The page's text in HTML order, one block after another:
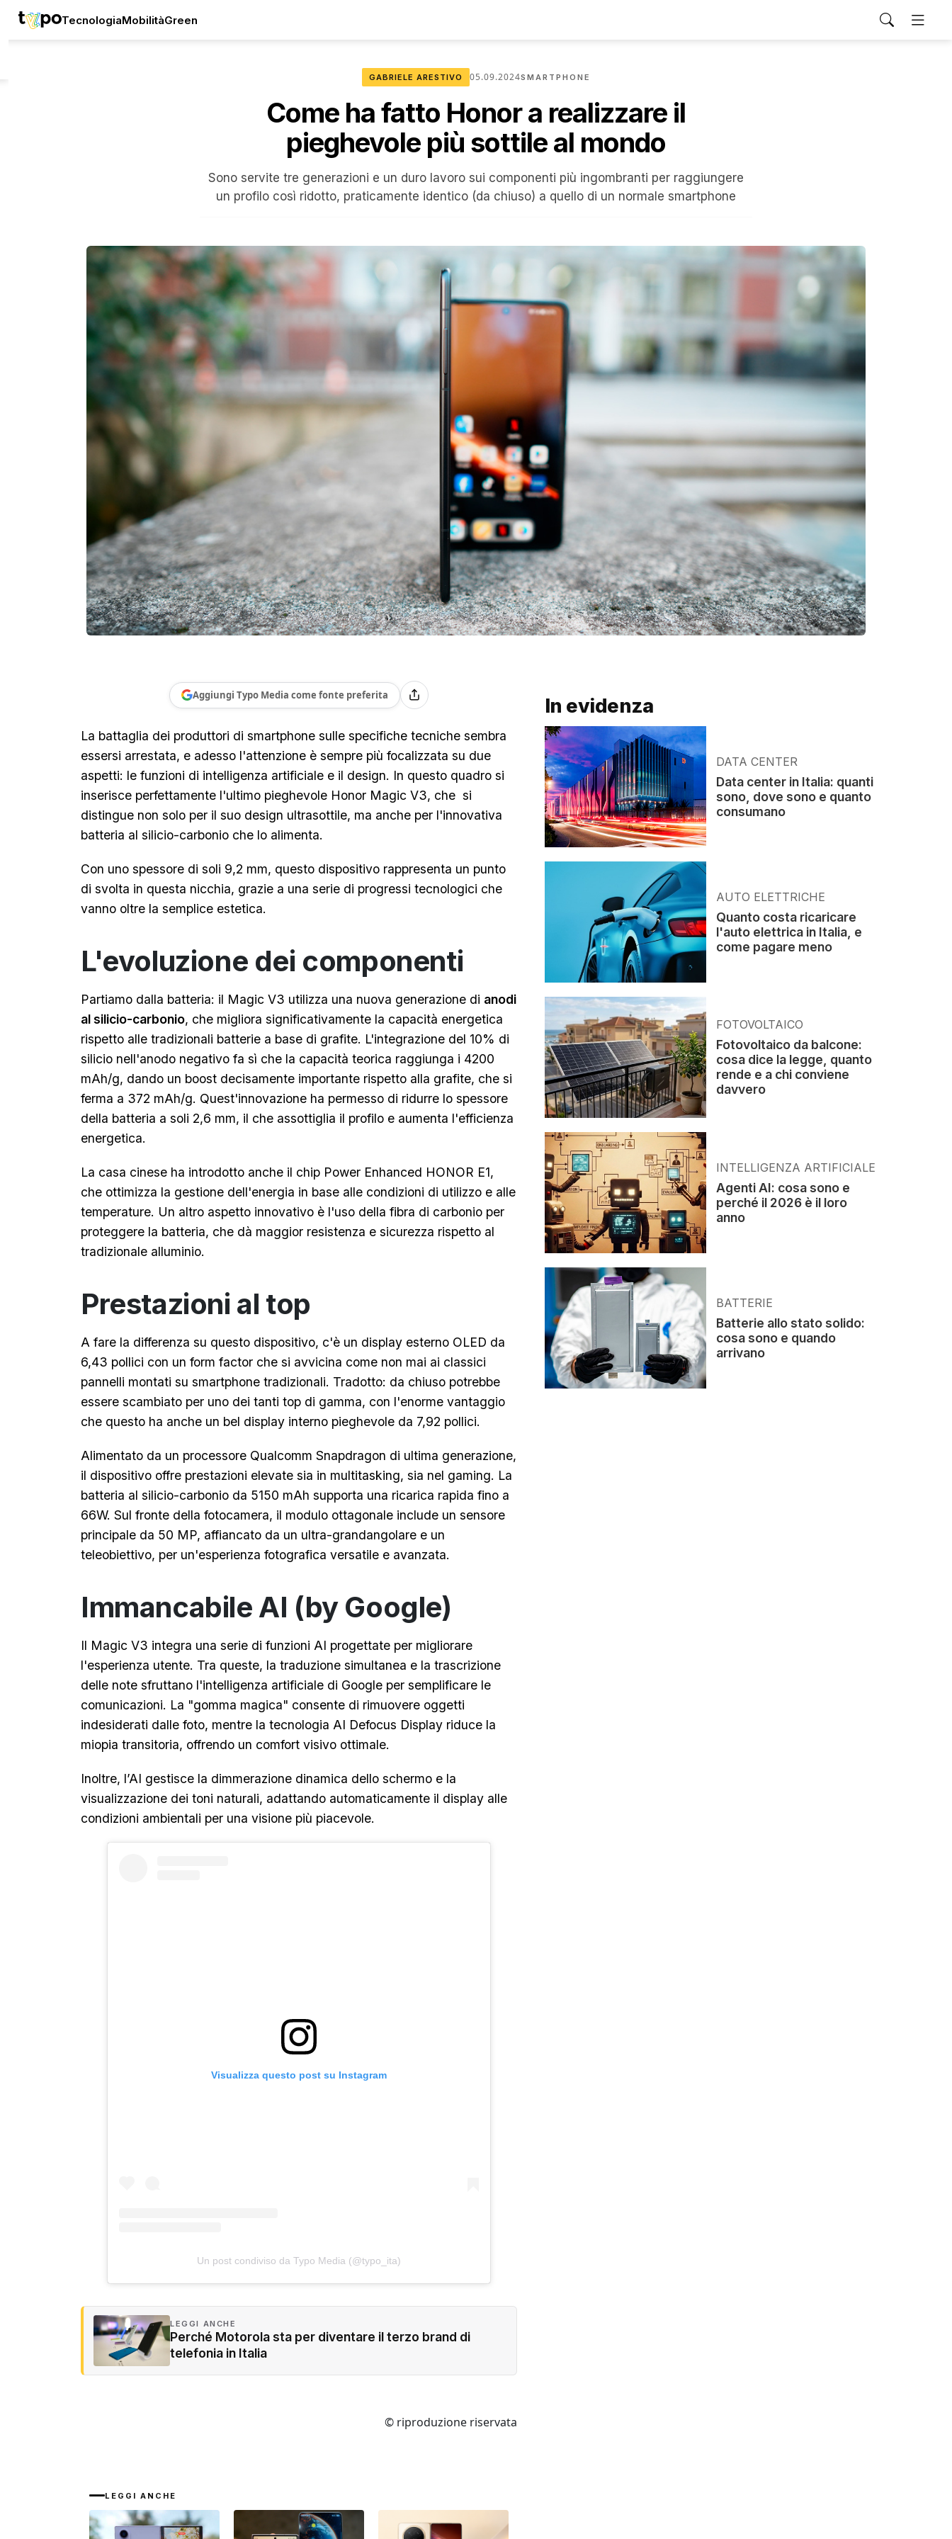
TecnologiaMobilitàGreen
GABRIELE ARESTIVO 05.09.2024SMARTPHONE
Come ha fatto Honor a realizzare il
pieghevole più sottile al mondo
Sono servite tre generazioni e un duro lavoro sui componenti più ingombranti per raggiungere
un profilo così ridotto, praticamente identico (da chiuso) a quello di un normale smartphone
Aggiungi Typo Media come fonte preferita
La battaglia dei produttori di smartphone sulle specifiche tecniche sembra
essersi arrestata, e adesso l'attenzione è sempre più focalizzata su due
aspetti: le funzioni di intelligenza artificiale e il design. In questo quadro si
inserisce perfettamente l'ultimo pieghevole Honor Magic V3, che si
distingue non solo per il suo design ultrasottile, ma anche per l'innovativa
batteria al silicio-carbonio che lo alimenta.
Con uno spessore di soli 9,2 mm, questo dispositivo rappresenta un punto
di svolta in questa nicchia, grazie a una serie di progressi tecnologici che
vanno oltre la semplice estetica.
L'evoluzione dei componenti
Partiamo dalla batteria: il Magic V3 utilizza una nuova generazione di anodi
al silicio-carbonio, che migliora significativamente la capacità energetica
rispetto alle tradizionali batterie a base di grafite. L'integrazione del 10% di
silicio nell'anodo negativo fa sì che la capacità teorica raggiunga i 4200
mAh/g, dando un boost decisamente importante rispetto alla grafite, che si
ferma a 372 mAh/g. Quest'innovazione ha permesso di ridurre lo spessore
della batteria a soli 2,6 mm, il che assottiglia il profilo e aumenta l'efficienza
energetica.
La casa cinese ha introdotto anche il chip Power Enhanced HONOR E1,
che ottimizza la gestione dell'energia in base alle condizioni di utilizzo e alle
temperature. Un altro aspetto innovativo è l'uso della fibra di carbonio per
proteggere la batteria, che dà maggior resistenza e sicurezza rispetto al
tradizionale alluminio.
Prestazioni al top
A fare la differenza su questo dispositivo, c'è un display esterno OLED da
6,43 pollici con un form factor che si avvicina come non mai ai classici
pannelli montati su smartphone tradizionali. Tradotto: da chiuso potrebbe
essere scambiato per uno dei tanti top di gamma, con l'enorme vantaggio
che questo ha anche un bel display interno pieghevole da 7,92 pollici.
Alimentato da un processore Qualcomm Snapdragon di ultima generazione,
il dispositivo offre prestazioni elevate sia in multitasking, sia nel gaming. La
batteria al silicio-carbonio da 5150 mAh supporta una ricarica rapida fino a
66W. Sul fronte della fotocamera, il modulo ottagonale include un sensore
principale da 50 MP, affiancato da un ultra-grandangolare e un
teleobiettivo, per un'esperienza fotografica versatile e avanzata.
Immancabile AI (by Google)
Il Magic V3 integra una serie di funzioni AI progettate per migliorare
l'esperienza utente. Tra queste, la traduzione simultanea e la trascrizione
delle note sfruttano l'intelligenza artificiale di Google per semplificare le
comunicazioni. La "gomma magica" consente di rimuovere oggetti
indesiderati dalle foto, mentre la tecnologia AI Defocus Display riduce la
miopia transitoria, offrendo un comfort visivo ottimale.
Inoltre, l’AI gestisce la dimmerazione dinamica dello schermo e la
visualizzazione dei toni naturali, adattando automaticamente il display alle
condizioni ambientali per una visione più piacevole.
Visualizza questo post su Instagram
Un post condiviso da Typo Media (@typo_ita)
LEGGI ANCHE
Perché Motorola sta per diventare il terzo brand di
telefonia in Italia
© riproduzione riservata
LEGGI ANCHE
In evidenza
DATA CENTER
Data center in Italia: quanti
sono, dove sono e quanto
consumano
AUTO ELETTRICHE
Quanto costa ricaricare
l'auto elettrica in Italia, e
come pagare meno
FOTOVOLTAICO
Fotovoltaico da balcone:
cosa dice la legge, quanto
rende e a chi conviene
davvero
INTELLIGENZA ARTIFICIALE
Agenti AI: cosa sono e
perché il 2026 è il loro
anno
BATTERIE
Batterie allo stato solido:
cosa sono e quando
arrivano